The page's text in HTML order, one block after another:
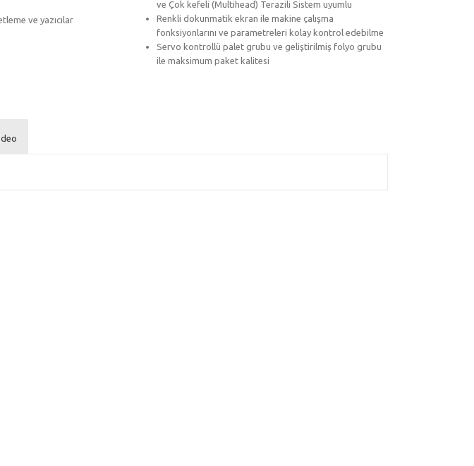
ve yazıcılar
ve Çok kefeli (Multihead) Terazili Sistem uyumlu
Renkli dokunmatik ekran ile makine çalışma
fonksiyonlarını ve parametreleri kolay kontrol edebilme
Servo kontrollü palet grubu ve geliştirilmiş folyo grubu
ile maksimum paket kalitesi